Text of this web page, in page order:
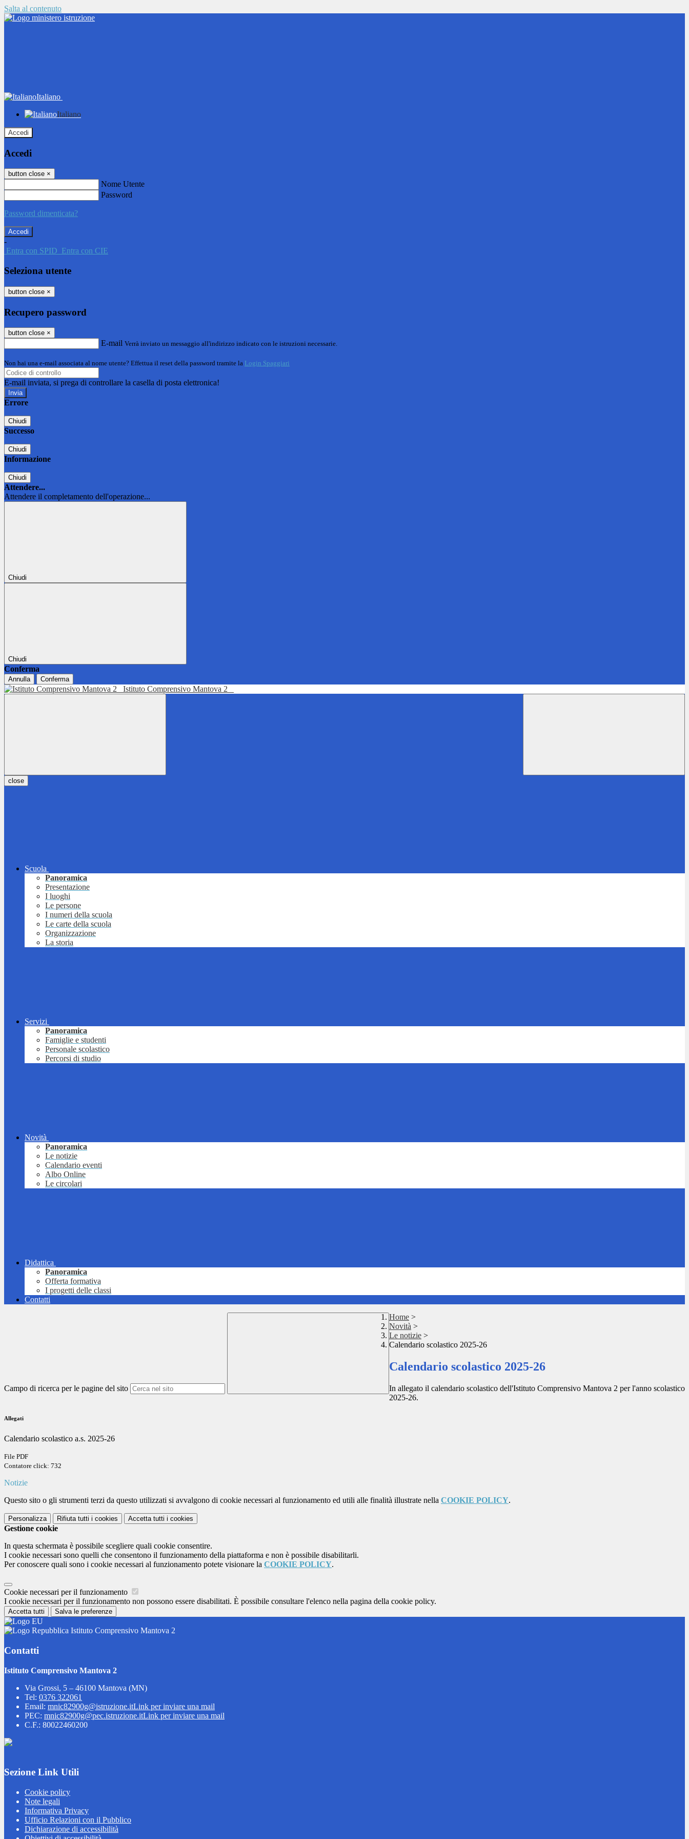
Salta al contenuto
Italiano
Italiano
Accedi
Accedi
button close ×
Nome Utente
Password
Password dimenticata?
-
Entra con SPID Entra con CIE
Seleziona utente
button close ×
Recupero password
button close ×
E-mail Verrà inviato un messaggio all'indirizzo indicato con le istruzioni necessarie.
Non hai una e-mail associata al nome utente? Effettua il reset della password tramite la Login Spaggiari
E-mail inviata, si prega di controllare la casella di posta elettronica!
Errore
Chiudi
Successo
Chiudi
Informazione
Chiudi
Attendere...
Attendere il completamento dell'operazione...
Chiudi
Chiudi
Conferma
Annulla Conferma
Istituto Comprensivo Mantova 2
close
Scuola
Panoramica
Presentazione
I luoghi
Le persone
I numeri della scuola
Le carte della scuola
Organizzazione
La storia
Servizi
Panoramica
Famiglie e studenti
Personale scolastico
Percorsi di studio
Novità
Panoramica
Le notizie
Calendario eventi
Albo Online
Le circolari
Didattica
Panoramica
Offerta formativa
I progetti delle classi
Contatti
Campo di ricerca per le pagine del sito
Home >
Novità >
Le notizie >
Calendario scolastico 2025-26
Calendario scolastico 2025-26
In allegato il calendario scolastico dell'Istituto Comprensivo Mantova 2 per l'anno scolastico
2025-26.
Allegati
Calendario scolastico a.s. 2025-26
File PDF
Contatore click: 732
Notizie
Questo sito o gli strumenti terzi da questo utilizzati si avvalgono di cookie necessari al funzionamento ed utili alle finalità illustrate nella COOKIE POLICY.
Personalizza Rifiuta tutti i cookies Accetta tutti i cookies
Gestione cookie
In questa schermata è possibile scegliere quali cookie consentire.
I cookie necessari sono quelli che consentono il funzionamento della piattaforma e non è possibile disabilitarli.
Per conoscere quali sono i cookie necessari al funzionamento potete visionare la COOKIE POLICY.
Cookie necessari per il funzionamento
I cookie necessari per il funzionamento non possono essere disabilitati. È possibile consultare l'elenco nella pagina della cookie policy.
Accetta tutti Salva le preferenze
Istituto Comprensivo Mantova 2
Contatti
Istituto Comprensivo Mantova 2
Via Grossi, 5 – 46100 Mantova (MN)
Tel: 0376 322061
Email: mnic82900g@istruzione.itLink per inviare una mail
PEC: mnic82900g@pec.istruzione.itLink per inviare una mail
C.F.: 80022460200
Sezione Link Utili
Cookie policy
Note legali
Informativa Privacy
Ufficio Relazioni con il Pubblico
Dichiarazione di accessibilità